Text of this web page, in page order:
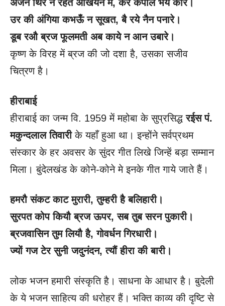
अंजन थिर न रहत अँखियन में, कर कपोल भये कारे।
उर की अंगिया कभऊँ न सूखत, बै रये नैन पनारे।
डूब रऔ ब्रज फूलमती अब काये न आन उबारे।
कृष्ण के विरह में ब्रज की जो दशा है, उसका सजीव
चित्रण है।
हीराबाई
हीराबाई का जन्म वि. 1959 में महोबा के सुप्रसिद्धरईस पं.
मकुन्दलाल तिवारीके यहाँ हुआ था। इन्होंने सर्वप्रथम
संस्कार के हर अवसर के सुंदर गीत लिखे जिन्हें बड़ा सम्मान
मिला। बुंदेलखंड के कोने-कोने मे इनके गीत गाये जाते हैं।
हमरौ संकट काट मुरारी, तुम्हरी है बलिहारी।
सुरपत कोप कियौ ब्रज ऊपर, सब तुब सरन पुकारी।
ब्रजवासिन तुम लियौ है, गोवर्धन गिरधारी।
ज्यों गज टेर सुनी जदुनंदन, त्यौं हीरा की बारी।
लोक भजन हमारी संस्कृति है। साधना के आधार है। बुदेली
के ये भजन साहित्य की धरोहर हैं। भक्ति काव्य की दृष्टि से